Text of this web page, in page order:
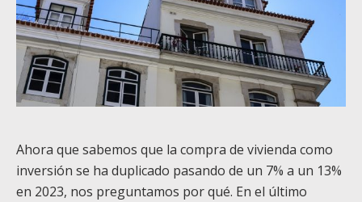
Ahora que sabemos que la compra de vivienda como
inversión se ha duplicado pasando de un 7% a un 13%
en 2023, nos preguntamos por qué. En el último